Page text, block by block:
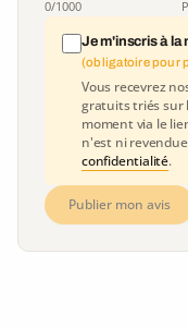
0/1000
Je m'inscris à la
(obligatoire pour
Vous recevrez
gratuits triés sur
moment via le
n'est ni
confidentialité.
Publier mon avis